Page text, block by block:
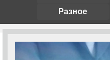
Разное